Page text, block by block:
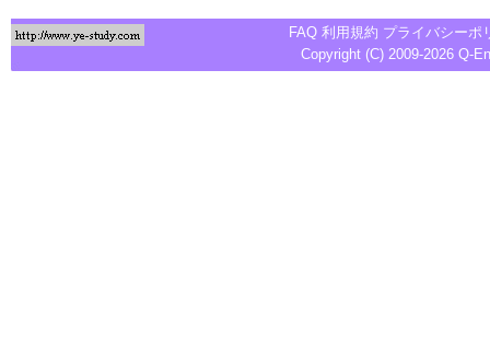
FAQ 利用規約 プライバシーポ
Copyright (C) 2009-2026 Q-